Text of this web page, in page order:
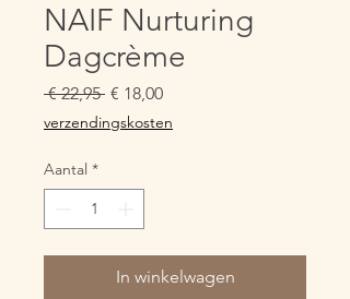
NAIF Nurturing
Dagcrème
€ 22,95 Normale
prijs
€ 18,00Verkoopprijs
verzendingskosten
Aantal *
In winkelwagen